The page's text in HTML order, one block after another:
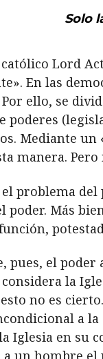
Solo
Lord
En las
ello, se
poderes
Mediante
manera.
problema del
Más
pues, el
considera la
no es
a la
Iglesia en su
a un hombre el